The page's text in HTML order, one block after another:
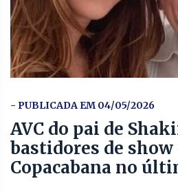
- PUBLICADA EM 04/05/2026
AVC do pai de
bastidores de show
Copacabana no